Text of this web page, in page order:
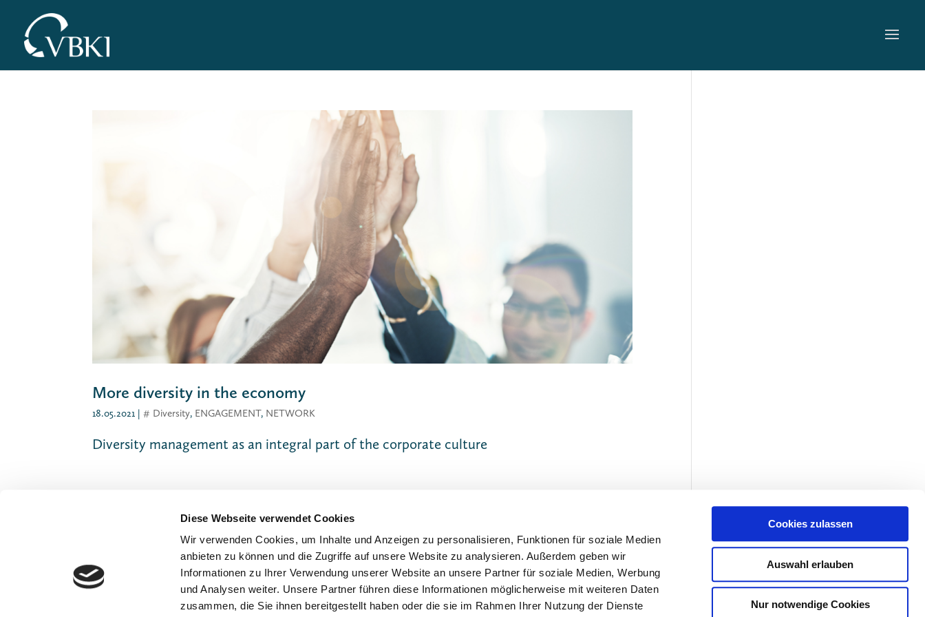
Diese Webseite verwendet Cookies
Wir verwenden Cookies, um Inhalte und Anzeigen zu personalisieren, Funktionen für soziale Medien
anbieten zu können und die Zugriffe auf unsere Website zu analysieren. Außerdem geben wir
Informationen zu Ihrer Verwendung unserer Website an unsere Partner für soziale Medien, Werbung
und Analysen weiter. Unsere Partner führen diese Informationen möglicherweise mit weiteren Daten
zusammen, die Sie ihnen bereitgestellt haben oder die sie im Rahmen Ihrer Nutzung der Dienste
Cookies zulassen
Auswahl erlauben
Nur notwendige Cookies
More diversity in the economy
18.05.2021 |# Diversity, ENGAGEMENT, NETWORK
Diversity management as an integral part of the corporate culture